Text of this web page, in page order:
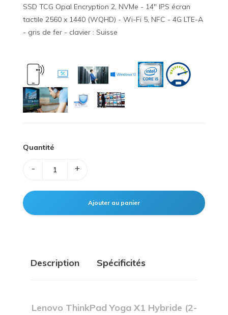
SSD TCG Opal Encryption 2, NVMe - 14" IPS écran
tactile 2560 x 1440 (WQHD) - Wi-Fi 5, NFC - 4G LTE-A
- gris de fer - clavier : Suisse
Quantité
- +
Description Spécificités
Lenovo ThinkPad Yoga X1 Hybride (2-